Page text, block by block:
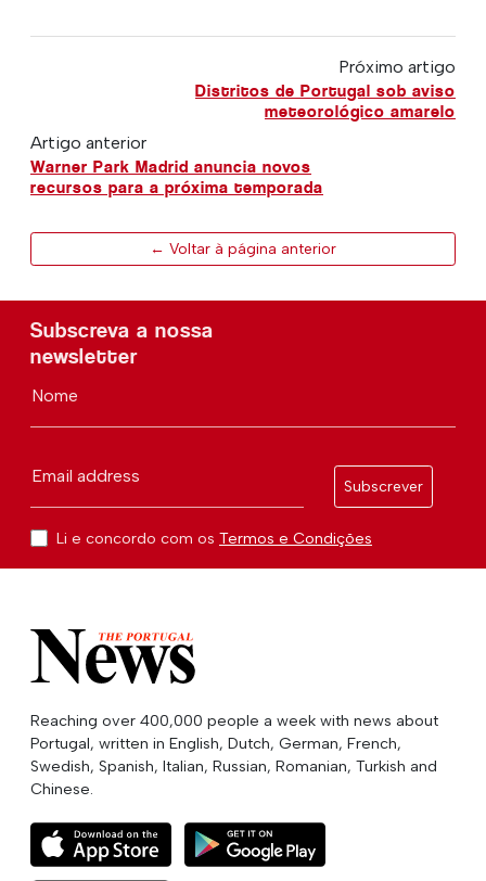
Próximo artigo
Distritos de Portugal sob aviso
meteorológico amarelo
Artigo anterior
Warner Park Madrid anuncia novos
recursos para a próxima temporada
← Voltar à página anterior
Subscreva a nossa
newsletter
Nome
Email address
Subscrever
Li e concordo com os Termos e Condições
Reaching over 400,000 people a week with news about
Portugal, written in English, Dutch, German, French,
Swedish, Spanish, Italian, Russian, Romanian, Turkish and
Chinese.